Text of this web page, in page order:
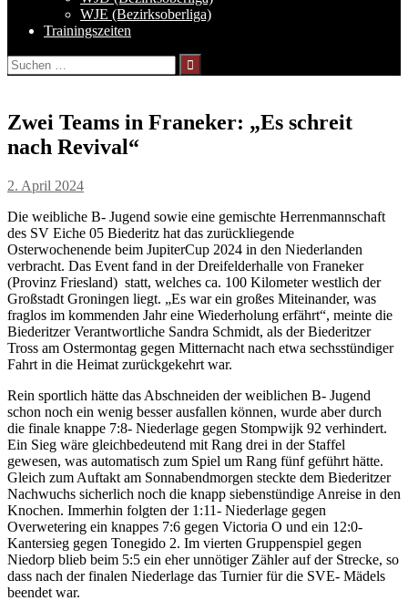
WJE (Bezirksoberliga)
Trainingszeiten
Suchen
nach:
Zwei Teams in Franeker: „Es schreit
nach Revival“
2. April 2024
Die weibliche B- Jugend sowie eine gemischte Herrenmannschaft
des SV Eiche 05 Biederitz hat das zurückliegende
Osterwochenende beim JupiterCup 2024 in den Niederlanden
verbracht. Das Event fand in der Dreifelderhalle von Franeker
(Provinz Friesland) statt, welches ca. 100 Kilometer westlich der
Großstadt Groningen liegt. „Es war ein großes Miteinander, was
fraglos im kommenden Jahr eine Wiederholung erfährt“, meinte die
Biederitzer Verantwortliche Sandra Schmidt, als der Biederitzer
Tross am Ostermontag gegen Mitternacht nach etwa sechsstündiger
Fahrt in die Heimat zurückgekehrt war.
Rein sportlich hätte das Abschneiden der weiblichen B- Jugend
schon noch ein wenig besser ausfallen können, wurde aber durch
die finale knappe 7:8- Niederlage gegen Stompwijk 92 verhindert.
Ein Sieg wäre gleichbedeutend mit Rang drei in der Staffel
gewesen, was automatisch zum Spiel um Rang fünf geführt hätte.
Gleich zum Auftakt am Sonnabendmorgen steckte dem Biederitzer
Nachwuchs sicherlich noch die knapp siebenstündige Anreise in den
Knochen. Immerhin folgten der 1:11- Niederlage gegen
Overwetering ein knappes 7:6 gegen Victoria O und ein 12:0-
Kantersieg gegen Tonegido 2. Im vierten Gruppenspiel gegen
Niedorp blieb beim 5:5 ein eher unnötiger Zähler auf der Strecke, so
dass nach der finalen Niederlage das Turnier für die SVE- Mädels
beendet war.